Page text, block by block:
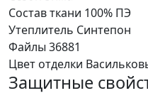
Состав ткани 100% ПЭ
Утеплитель Синтепон
Файлы 36881
Цвет отделки
Защитные